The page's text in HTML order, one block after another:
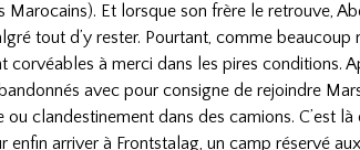
Marocains). Et lorsque son frère le retrouve,
tout d’y rester. Pourtant, comme
corvéables à merci dans les pires conditions.
avec pour consigne de rejoindre
ou clandestinement dans des camions. C’est
enfin arriver à Frontstalag, un camp réservé